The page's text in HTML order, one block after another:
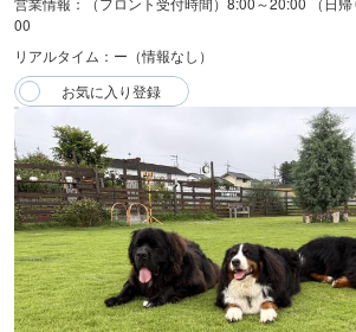
00
リアルタイム：ー（情報なし）